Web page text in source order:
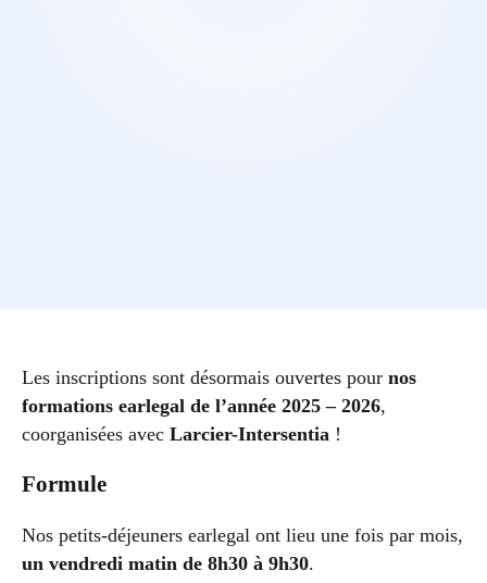
Les inscriptions sont désormais ouvertes pour nos
formations earlegal de l’année 2025 – 2026,
coorganisées avec Larcier-Intersentia !
Formule
Nos petits-déjeuners earlegal ont lieu une fois par mois,
un vendredi matin de 8h30 à 9h30.